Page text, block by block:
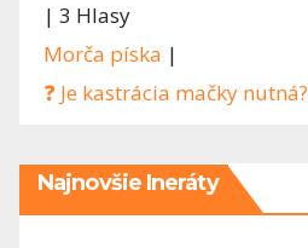
| 3 Hlasy
Morča píska |
❓ Je kastrácia mačky nutná?
Najnovšie Ineráty